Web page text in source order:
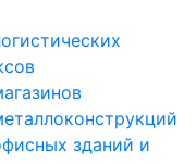
зданий и